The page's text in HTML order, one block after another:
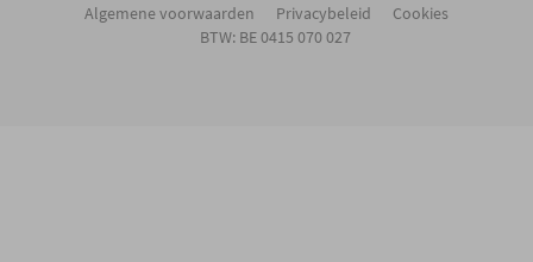
Algemene voorwaarden Privacybeleid
Cookies
BTW: BE 0415 070 027